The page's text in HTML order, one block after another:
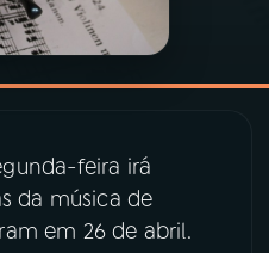
feira irá
da música de
em 26 de abril.